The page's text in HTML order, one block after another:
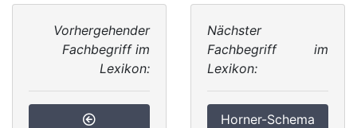
Vorhergehender
Fachbegriff im
Lexikon:
Nächster
Fachbegriff im
Lexikon:
Horner-Schema